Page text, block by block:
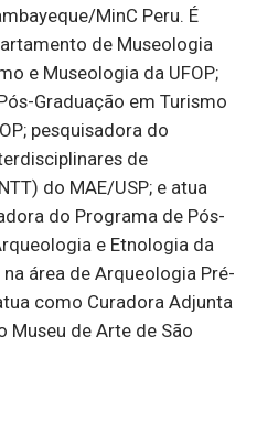
MinC Peru. É
de Museologia
e Museologia da UFOP;
Graduação em Turismo
pesquisadora do
de
do MAE/USP; e atua
do Programa de Pós-
e Etnologia da
área de Arqueologia Pré-
como Curadora Adjunta
Museu de Arte de São